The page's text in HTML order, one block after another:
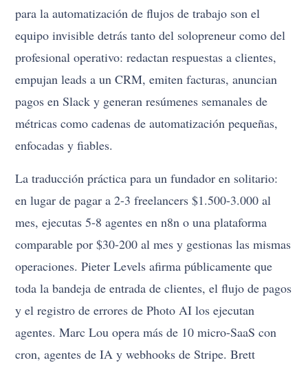
para la automatización de flujos de trabajo son el
equipo invisible detrás tanto del solopreneur como del
profesional operativo: redactan respuestas a clientes,
empujan leads a un CRM, emiten facturas, anuncian
pagos en Slack y generan resúmenes semanales de
métricas como cadenas de automatización pequeñas,
enfocadas y fiables.
La traducción práctica para un fundador en solitario:
en lugar de pagar a 2-3 freelancers $1.500-3.000 al
mes, ejecutas 5-8 agentes en n8n o una plataforma
comparable por $30-200 al mes y gestionas las mismas
operaciones. Pieter Levels afirma públicamente que
toda la bandeja de entrada de clientes, el flujo de pagos
y el registro de errores de Photo AI los ejecutan
agentes. Marc Lou opera más de 10 micro-SaaS con
cron, agentes de IA y webhooks de Stripe. Brett